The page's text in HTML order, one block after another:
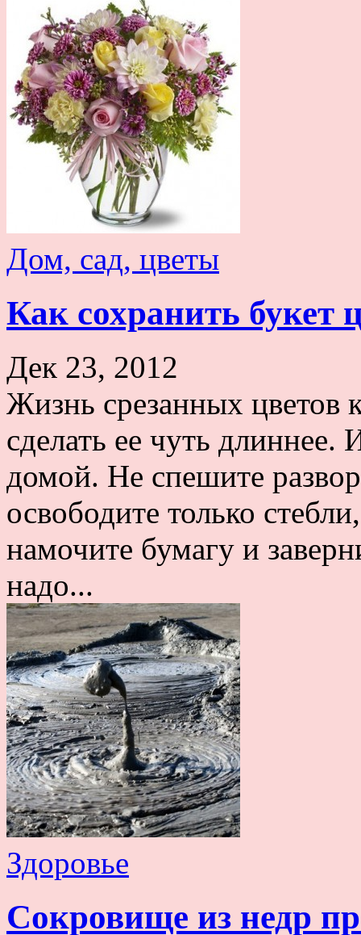
Дом, сад, цветы
Как сохранить букет
Дек 23, 2012
Жизнь срезанных цветов
сделать ее чуть
домой. Не спешите
освободите только
намочите бумагу и
надо...
Здоровье
Сокровище из недр